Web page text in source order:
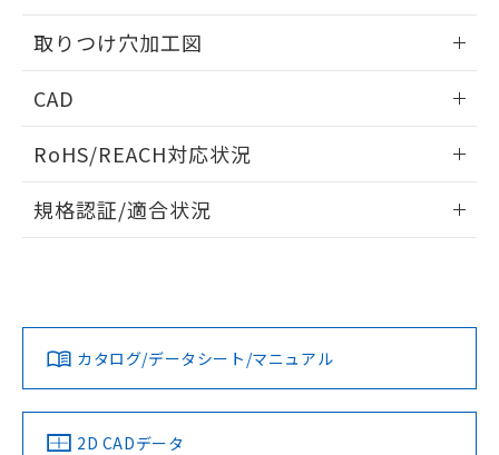
取りつけ穴加工図
CAD
ドすることができます。
ログイン/会員登録
ダウンロードデータをご利用いただく前に、以下を必ずお読
みください。
ソフトウェアの使用条件
RoHS/REACH対応状況
EU RoHS 注意事項・凡例
対応済み
中国 RoHS 注意事項・凡例
規格認証/適合状況
LR型式承認
（イギリス
船舶規格）
DNV型式承認
（ノルウェー
BV型式承認
（フランス
KR型式
（韓国
カタログ/データシート/マニュアル
2D CADデータ
示しないようお願いします。
マイパーツ機能（部品リスト作成サー
あります。
お客様が当ウェブサイト上で当社にご
登録された部品リストについて、当社
および当社の共同利用者が、当社の製
品・サービスに関するお客様との取
の共同利用に関して"
の「1.共同利
用者の範囲」に記載されている法人を
指します。
※2 対応予定月
※3 非含有証明書ダウンロード
下記の非含有証明書をダウンロードするこ
るもので、過去に遡って非含有を証明する
ものではありません。
また、RoHS指令のフタル酸エステル類４
物質の対応では、対応完了までの期間は出
「ｅ」：有害物質（10物質）のすべてが基
準値以下であることを示します。
「－」：未確認です。当社販売部門へお問
い合わせください。
場合は、上記1、2および3の内容を当
該第三者に通知します。また当社は、
認ください)
空
受注生産機種、また在庫状況の